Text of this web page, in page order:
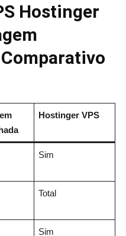
Hostinger
Hostinger VPS
Sim
Total
Sim